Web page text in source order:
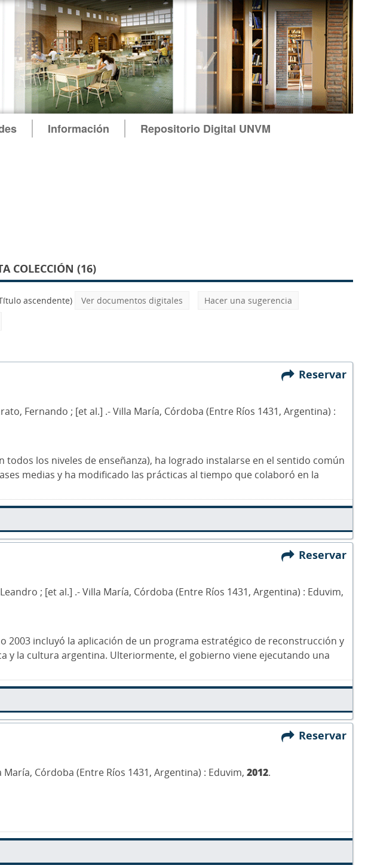
Información Repositorio Digital UNVM
COLECCIÓN (16)
ascendente) Ver documentos digitales
Hacer una sugerencia
Reservar
Fernando ; [et al.] .- Villa María, Córdoba (Entre Ríos 1431, Argentina) :
todos los niveles de enseñanza), ha logrado instalarse en el sentido común
medias y ha modificado las prácticas al tiempo que colaboró en la
Reservar
; [et al.] .- Villa María, Córdoba (Entre Ríos 1431, Argentina) : Eduvim,
2003 incluyó la aplicación de un programa estratégico de reconstrucción y
y la cultura argentina. Ulteriormente, el gobierno viene ejecutando una
Reservar
Córdoba (Entre Ríos 1431, Argentina) : Eduvim, 2012.